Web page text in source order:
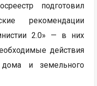
подготовил
рекомендации
2.0» — в них
действия
и земельного